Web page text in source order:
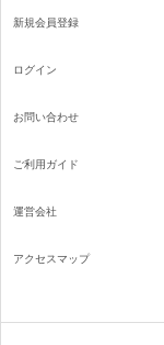
新規会員登録
ログイン
お問い合わせ
ご利用ガイド
運営会社
アクセスマップ